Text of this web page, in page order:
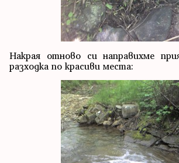
Накрая отново си направихме
разходка по красиви места: